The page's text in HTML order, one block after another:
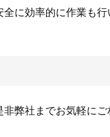
に効率的に作業も行
弊社までお気軽にご